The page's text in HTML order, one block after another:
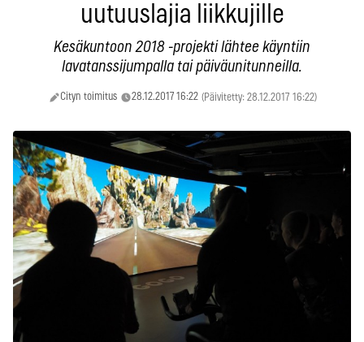
uutuuslajia liikkujille
Kesäkuntoon 2018 -projekti lähtee käyntiin
lavatanssijumpalla tai päiväunitunneilla.
Cityn toimitus 28.12.2017 16:22 (Päivitetty: 28.12.2017 16:22)